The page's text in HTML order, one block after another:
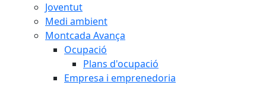
Joventut
Medi ambient
Montcada Avança
Ocupació
Plans d'ocupació
Empresa i emprenedoria